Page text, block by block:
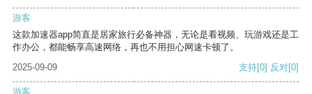
游客
这款加速器app简直是居家旅行必备神器，无论是看视频、玩游戏还是工
作办公，都能畅享高速网络，再也不用担心网速卡顿了。
2025-09-09
支持[0] 反对[0]
游客